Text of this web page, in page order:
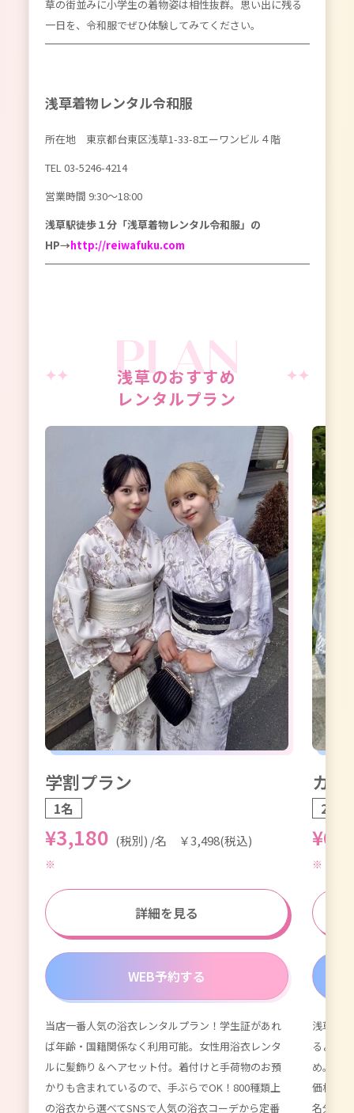
草の街並みに小学生の着物姿は相性抜群。思い出に残る
一日を、令和服でぜひ体験してみてください。
浅草着物レンタル令和服
所在地 東京都台東区浅草1-33-8エーワンビル４階
TEL 03-5246-4214
営業時間 9:30〜18:00
浅草駅徒歩１分「浅草着物レンタル令和服」の
HP→http://reiwafuku.com
浅草のおすすめ
レンタルプラン
学割プラン
1名
¥3,180 (税別) /名 ￥3,498(税込)
詳細を見る
WEB予約する
当店一番人気の浴衣レンタルプラン！学生証があれ
ば年齢・国籍関係なく利用可能。女性用浴衣レンタ
ルに髪飾り＆ヘアセット付。着付けと手荷物のお預
かりも含まれているので、手ぶらでOK！800種類上
の浴衣から選べてSNSで人気の浴衣コーデから定番
カッ
2名1
浅草浴
るより
め。数
価格。
名分の